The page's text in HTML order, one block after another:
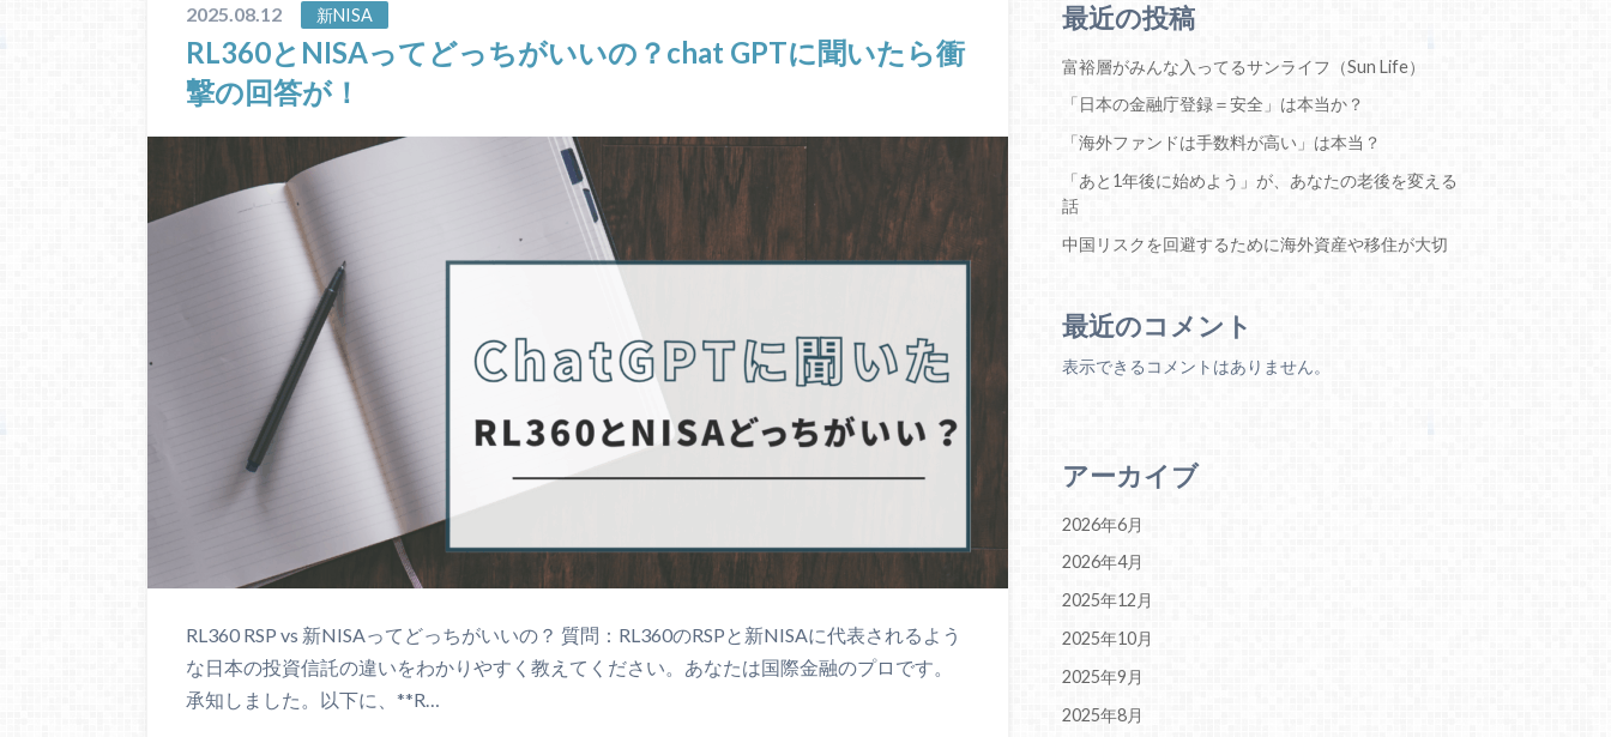
2025.08.12 新NISA
RL360とNISAってどっちがいいの？chat GPTに聞いたら衝
撃の回答が！
RL360 RSP vs 新NISAってどっちがいいの？ 質問：RL360のRSPと新NISAに代表されるよう
な日本の投資信託の違いをわかりやすく教えてください。あなたは国際金融のプロです。
承知しました。以下に、**R…
最近の投稿
富裕層がみんな入ってるサンライフ（Sun Life）
「日本の金融庁登録＝安全」は本当か？
「海外ファンドは手数料が高い」は本当？
「あと1年後に始めよう」が、あなたの老後を変える
話
中国リスクを回避するために海外資産や移住が大切
最近のコメント
表示できるコメントはありません。
アーカイブ
2026年6月
2026年4月
2025年12月
2025年10月
2025年9月
2025年8月